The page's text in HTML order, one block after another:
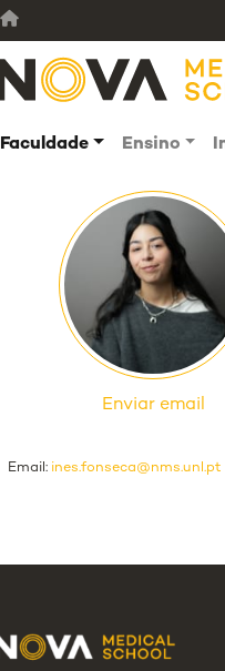
Faculdade Ensino
Enviar email
Email: ines.fonseca@nms.unl.pt